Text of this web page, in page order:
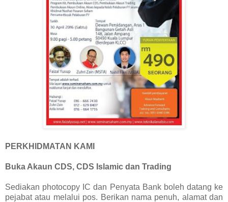
PERKHIDMATAN KAMI
Buka Akaun CDS, CDS Islamic dan Trading
Sediakan photocopy IC dan Penyata Bank boleh datang ke
pejabat atau melalui pos. Berikan nama penuh, alamat dan